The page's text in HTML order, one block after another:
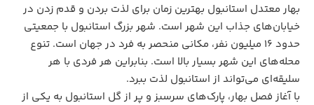
بهار معتدل استانبول بهترین زمان برای لذت بردن و قدم زدن در
خیابان‌های جذاب این شهر است. شهر بزرگ استانبول با جمعیتی
حدود ۱۶ میلیون نفر، مکانی منحصر به فرد در جهان است. تنوع
محله‌های این شهر بسیار بالا است. بنابراین هر فردی با هر
سلیقه‌ای می‌تواند از استانبول لذت ببرد.
با آغاز فصل بهار، پارک‌های سرسبز و پر از گل استانبول به یکی از